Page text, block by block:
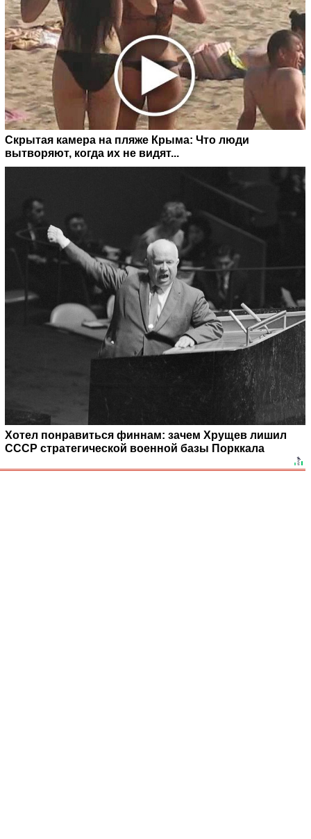
Скрытая камера на пляже Крыма: Что люди
вытворяют, когда их не видят...
Хотел понравиться финнам: зачем Хрущев лишил
СССР стратегической военной базы Порккала